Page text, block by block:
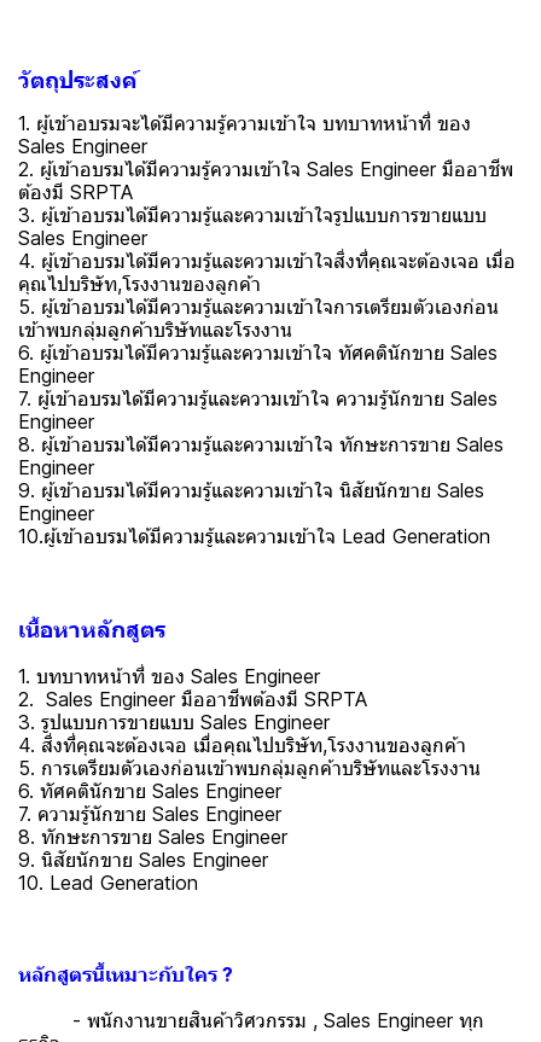
วัตถุประสงค์
1. ผู้เข้าอบรมจะได้มีความรู้ความเข้าใจ บทบาทหน้าที่ ของ
Sales Engineer
2. ผู้เข้าอบรมได้มีความรู้ความเข้าใจ Sales Engineer มืออาชีพ
ต้องมี SRPTA
3. ผู้เข้าอบรมได้มีความรู้และความเข้าใจรูปแบบการขายแบบ
Sales Engineer
4. ผู้เข้าอบรมได้มีความรู้และความเข้าใจสิ่งที่คุณจะต้องเจอ เมื่อ
คุณไปบริษัท,โรงงานของลูกค้า
5. ผู้เข้าอบรมได้มีความรู้และความเข้าใจการเตรียมตัวเองก่อน
เข้าพบกลุ่มลูกค้าบริษัทและโรงงาน
6. ผู้เข้าอบรมได้มีความรู้และความเข้าใจ ทัศคตินักขาย Sales
Engineer
7. ผู้เข้าอบรมได้มีความรู้และความเข้าใจ ความรู้นักขาย Sales
Engineer
8. ผู้เข้าอบรมได้มีความรู้และความเข้าใจ ทักษะการขาย Sales
Engineer
9. ผู้เข้าอบรมได้มีความรู้และความเข้าใจ นิสัยนักขาย Sales
Engineer
10.ผู้เข้าอบรมได้มีความรู้และความเข้าใจ Lead Generation
เนื้อหาหลักสูตร
1. บทบาทหน้าที่ ของ Sales Engineer
2. Sales Engineer มืออาชีพต้องมี SRPTA
3. รูปแบบการขายแบบ Sales Engineer
4. สิ่งที่คุณจะต้องเจอ เมื่อคุณไปบริษัท,โรงงานของลูกค้า
5. การเตรียมตัวเองก่อนเข้าพบกลุ่มลูกค้าบริษัทและโรงงาน
6. ทัศคตินักขาย Sales Engineer
7. ความรู้นักขาย Sales Engineer
8. ทักษะการขาย Sales Engineer
9. นิสัยนักขาย Sales Engineer
10. Lead Generation
หลักสูตรนี้เหมาะกับใคร ?
- พนักงานขายสินค้าวิศวกรรม , Sales Engineer ทุก